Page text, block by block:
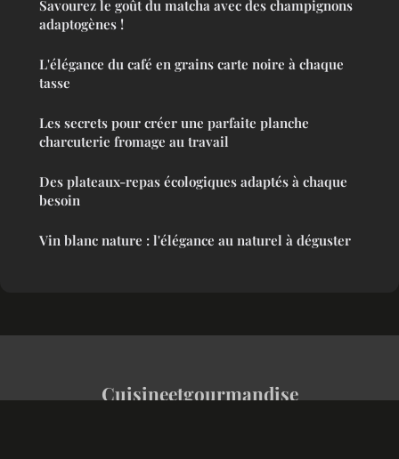
Savourez le goût du matcha avec des champignons
adaptogènes !
L'élégance du café en grains carte noire à chaque
tasse
Les secrets pour créer une parfaite planche
charcuterie fromage au travail
Des plateaux-repas écologiques adaptés à chaque
besoin
Vin blanc nature : l'élégance au naturel à déguster
Cuisineetgourmandise